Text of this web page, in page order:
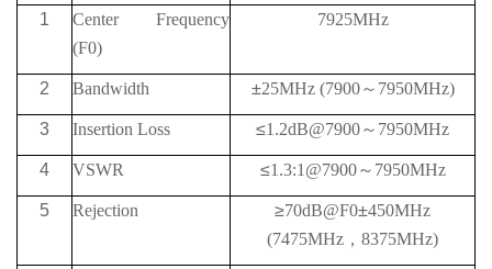
1
Center Frequency
(F0)
7925MHz
2 Bandwidth ±25MHz (7900～ 7950MHz)
3 Insertion Loss ≤1.2dB@7900～ 7950MHz
4 VSWR ≤1.3:1@7900～ 7950MHz
5 Rejection ≥70dB@F0±450MHz
(7475MHz ， 8375MHz)